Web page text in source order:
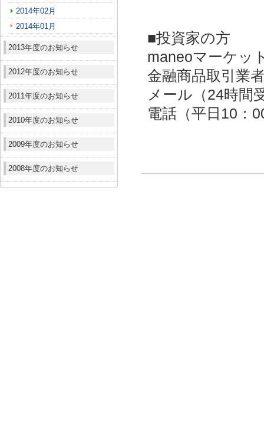
2014年02月
2014年01月
2013年度のお知らせ
2012年度のお知らせ
2011年度のお知らせ
2010年度のお知らせ
2009年度のお知らせ
2008年度のお知らせ
■投資家の方
maneoマーケッ
金融商品取引業
メール（24時間
電話（平日10：